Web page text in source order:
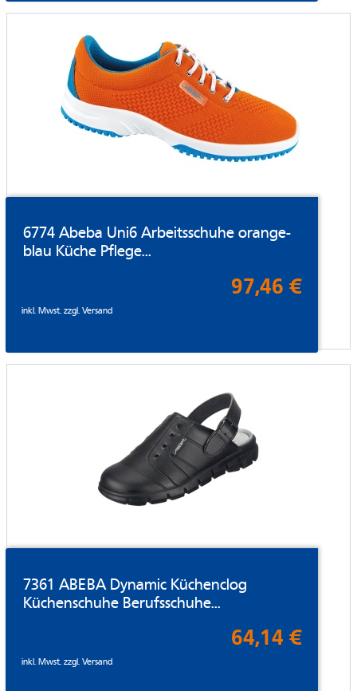
6774 Abeba Uni6 Arbeitsschuhe orange-
blau Küche Pflege...
97,46 €
inkl. Mwst. zzgl.Versand
7361 ABEBA Dynamic Küchenclog
Küchenschuhe Berufsschuhe...
64,14 €
inkl. Mwst. zzgl.Versand